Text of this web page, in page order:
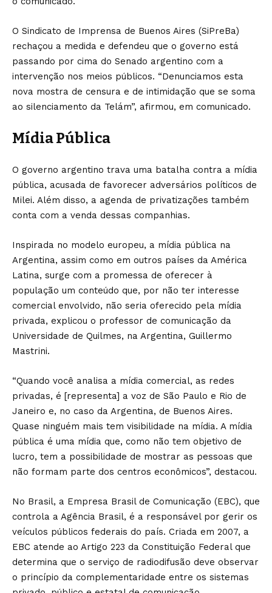
O Sindicato de Imprensa de Buenos Aires (SiPreBa)
rechaçou a medida e defendeu que o governo está
passando por cima do Senado argentino com a
intervenção nos meios públicos. “Denunciamos esta
nova mostra de censura e de intimidação que se soma
ao silenciamento da Telám”, afirmou, em comunicado.
Mídia Pública
O governo argentino trava uma batalha contra a mídia
pública, acusada de favorecer adversários políticos de
Milei. Além disso, a agenda de privatizações também
conta com a venda dessas companhias.
Inspirada no modelo europeu, a mídia pública na
Argentina, assim como em outros países da América
Latina, surge com a promessa de oferecer à
população um conteúdo que, por não ter interesse
comercial envolvido, não seria oferecido pela mídia
privada, explicou o professor de comunicação da
Universidade de Quilmes, na Argentina, Guillermo
Mastrini.
“Quando você analisa a mídia comercial, as redes
privadas, é [representa] a voz de São Paulo e Rio de
Janeiro e, no caso da Argentina, de Buenos Aires.
Quase ninguém mais tem visibilidade na mídia. A mídia
pública é uma mídia que, como não tem objetivo de
lucro, tem a possibilidade de mostrar as pessoas que
não formam parte dos centros econômicos”, destacou.
No Brasil, a Empresa Brasil de Comunicação (EBC), que
controla a Agência Brasil, é a responsável por gerir os
veículos públicos federais do país. Criada em 2007, a
EBC atende ao Artigo 223 da Constituição Federal que
determina que o serviço de radiodifusão deve observar
o princípio da complementaridade entre os sistemas